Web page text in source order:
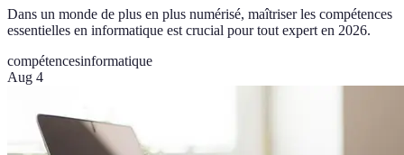
Dans un monde de plus en plus numérisé, maîtriser les compétences
essentielles en informatique est crucial pour tout expert en 2026.
compétencesinformatique
Aug 4